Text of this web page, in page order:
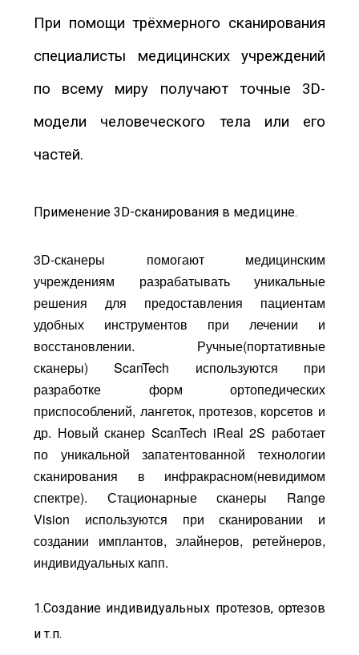
При помощи трёхмерного сканирования
специалисты медицинских учреждений
по всему миру получают точные 3D-
модели человеческого тела или его
частей.
Применение 3D-сканирования в медицине.
3D-сканеры помогают медицинским
учреждениям разрабатывать уникальные
решения для предоставления пациентам
удобных инструментов при лечении и
восстановлении. Ручные(портативные
сканеры) ScanTech используются при
разработке форм ортопедических
приспособлений, лангеток, протезов, корсетов и
др. Новый сканер ScanTech iReal 2S работает
по уникальной запатентованной технологии
сканирования в инфракрасном(невидимом
спектре). Стационарные сканеры Range
Vision используются при сканировании и
создании имплантов, элайнеров, ретейнеров,
индивидуальных капп.
1.Создание индивидуальных протезов, ортезов
и т.п.